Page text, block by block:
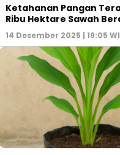
Ketahanan Pangan
Ribu Hektare Sawah
14 Desember 2025 | 19:05